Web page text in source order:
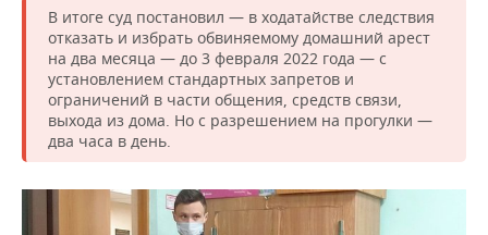
В итоге суд постановил — в ходатайстве следствия
отказать и избрать обвиняемому домашний арест
на два месяца — до 3 февраля 2022 года — с
установлением стандартных запретов и
ограничений в части общения, средств связи,
выхода из дома. Но с разрешением на прогулки —
два часа в день.